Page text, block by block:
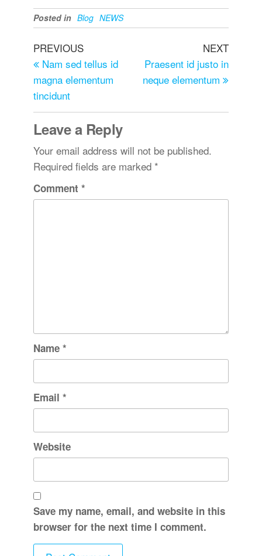
Posted in Blog NEWS
PREVIOUS
Nam sed tellus id
magna elementum
tincidunt
NEXT
Praesent id justo in
neque elementum
Leave a Reply
Your email address will not be published.
Required fields are marked *
Comment *
Name *
Email *
Website
Save my name, email, and website in this
browser for the next time I comment.